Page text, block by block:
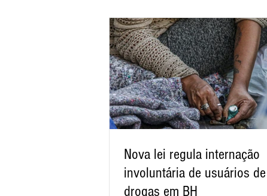
Nova lei regula internação
involuntária de usuários de
drogas em BH